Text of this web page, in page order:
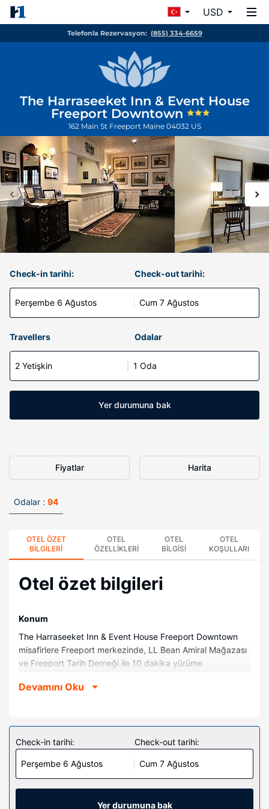
USD
Telefonla Rezervasyon: (855) 334-6659
The Harraseeket Inn & Event House
Freeport Downtown
162 Main St Freeport Maine 04032 US
Check-in tarihi:
Perşembe 6 Ağustos
Check-out tarihi:
Cum 7 Ağustos
Travellers Odalar
2 Yetişkin 1 Oda
Yer durumuna bak
Fiyatlar Harita
Odalar : 94
OTEL ÖZET
BILGILERI
OTEL
ÖZELLIKLERI
OTEL
BILGISI
OTEL
KOŞULLARI
Otel özet bilgileri
Konum
The Harraseeket Inn & Event House Freeport Downtown
misafirlere Freeport merkezinde, LL Bean Amiral Mağazası
ve Freeport Tarih Derneği ile 10 dakika yürüme
Körfezi ile 0,1 mi (0,1 km) ve Harrington House ile 0,4 mi
Misafirler iPod takma konsolu ve LCD televizyon bulunan
94 ayrı ayrı dekore edilmiş odada evlerinin konforunu
yaşayabilir. Pillowtop/yastık üstlü yatağınızda Mısır
pamuklu çarşaf takımı vardır. Misafirlerimize ücretsiz
kablosuz internet sunulmaktadır. Misafirlerimizin iyi vakit
geçirebilmesi için uydu kanalları vardır. Banyolarda küvet
Devamını Oku
Check-in tarihi:
Perşembe 6 Ağustos
Check-out tarihi:
Cum 7 Ağustos
Yer durumuna bak